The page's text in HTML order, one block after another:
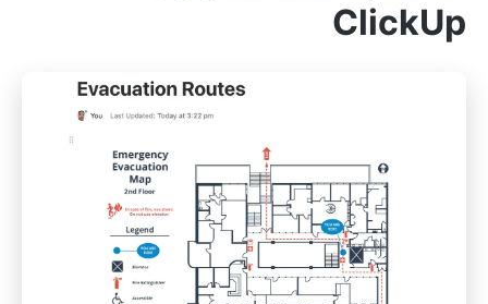
ClickUp